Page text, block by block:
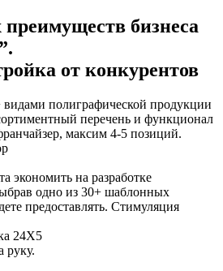
преимуществ бизнеса
от конкурентов
видами полиграфической продукции
перечень и функционал
максим 4-5 позиций.
экономить на разработке
одно из 30+ шаблонных
предоставлять. Стимуляция
24Х5
руку.